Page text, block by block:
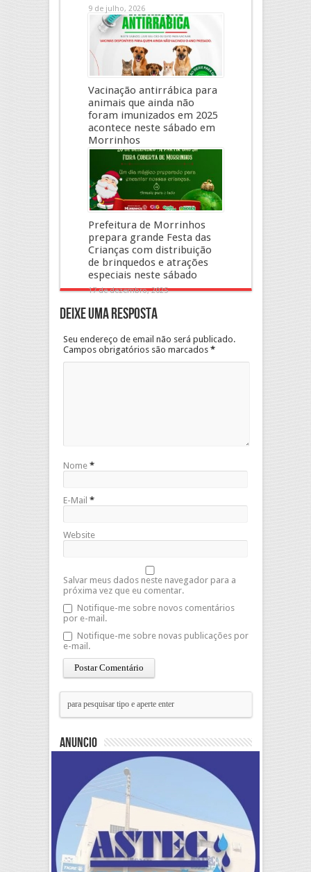
9 de julho, 2026
Vacinação antirrábica para
animais que ainda não
foram imunizados em 2025
acontece neste sábado em
Morrinhos
8 de julho, 2026
Prefeitura de Morrinhos
prepara grande Festa das
Crianças com distribuição
de brinquedos e atrações
especiais neste sábado
17 de dezembro, 2025
Deixe uma resposta
Seu endereço de email não será publicado.
Campos obrigatórios são marcados *
Nome *
E-Mail *
Website
Salvar meus dados neste navegador para a
próxima vez que eu comentar.
Notifique-me sobre novos comentários
por e-mail.
Notifique-me sobre novas publicações por
e-mail.
Anuncio